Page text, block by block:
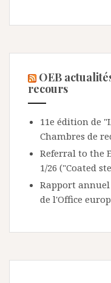
OEB
recours
11e édition de
Chambres de
Referral to the
1/26 ("Coated
Rapport annuel
de l'Office